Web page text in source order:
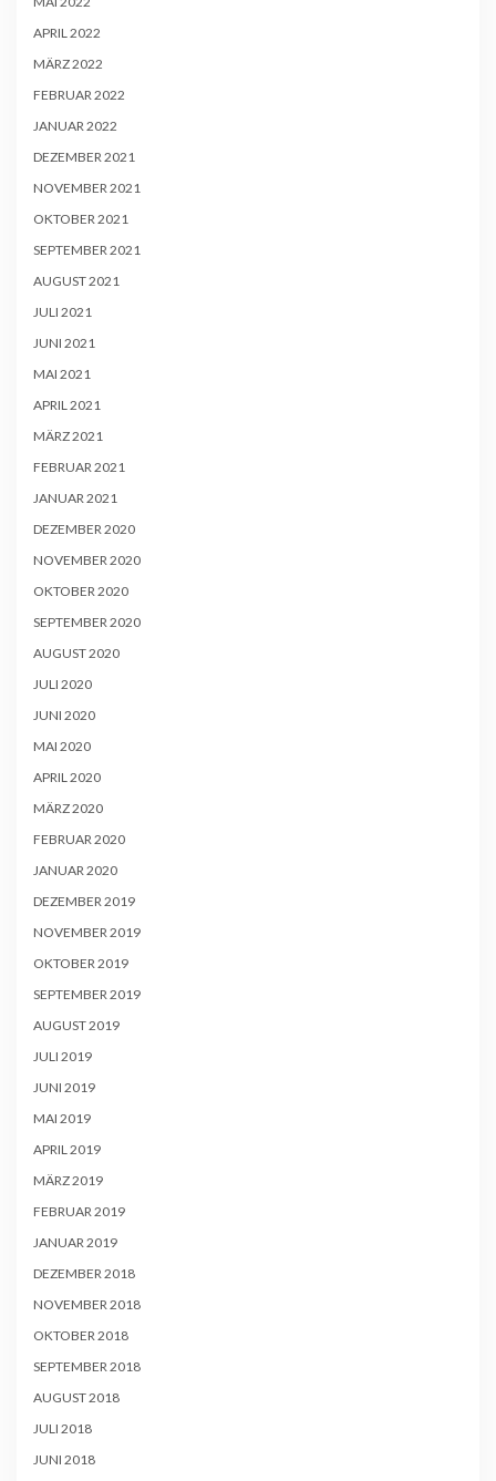
APRIL 2022
MÄRZ 2022
FEBRUAR 2022
JANUAR 2022
DEZEMBER 2021
NOVEMBER 2021
OKTOBER 2021
SEPTEMBER 2021
AUGUST 2021
JULI 2021
JUNI 2021
MAI 2021
APRIL 2021
MÄRZ 2021
FEBRUAR 2021
JANUAR 2021
DEZEMBER 2020
NOVEMBER 2020
OKTOBER 2020
SEPTEMBER 2020
AUGUST 2020
JULI 2020
JUNI 2020
MAI 2020
APRIL 2020
MÄRZ 2020
FEBRUAR 2020
JANUAR 2020
DEZEMBER 2019
NOVEMBER 2019
OKTOBER 2019
SEPTEMBER 2019
AUGUST 2019
JULI 2019
JUNI 2019
MAI 2019
APRIL 2019
MÄRZ 2019
FEBRUAR 2019
JANUAR 2019
DEZEMBER 2018
NOVEMBER 2018
OKTOBER 2018
SEPTEMBER 2018
AUGUST 2018
JULI 2018
JUNI 2018